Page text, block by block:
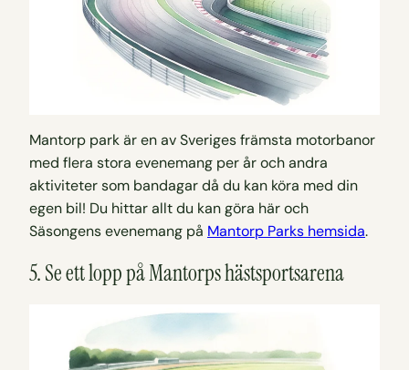
Mantorp park är en av Sveriges främsta motorbanor
med flera stora evenemang per år och andra
aktiviteter som bandagar då du kan köra med din
egen bil! Du hittar allt du kan göra här och
Säsongens evenemang på Mantorp Parks hemsida.
5. Se ett lopp på Mantorps hästsportsarena